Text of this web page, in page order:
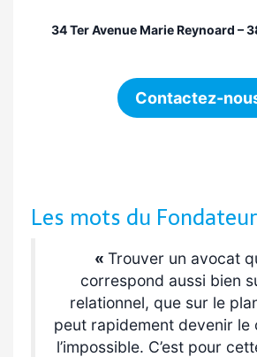
34 Ter Avenue Marie Reynoard –
Contactez-
Les mots du Fondateur
« Trouver un avocat
correspond aussi bien
relationnel, que sur le
peut rapidement devenir le
l’impossible. C’est pour